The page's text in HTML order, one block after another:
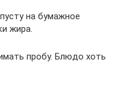
на бумажное
жира.
пробу. Блюдо хоть